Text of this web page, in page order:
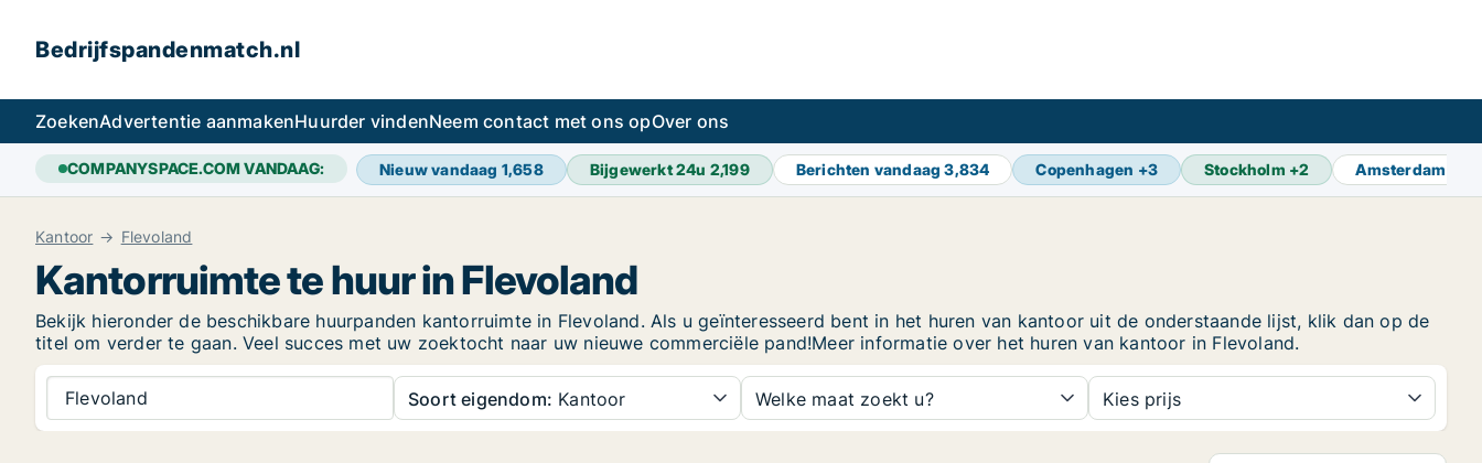
Bedrijfspandenmatch.nl
ZoekenAdvertentie aanmakenHuurder vindenNeem contact met ons opOver ons
COMPANYSPACE.COM VANDAAG: Nieuw vandaag 1,658 Bijgewerkt 24u 2,199 Berichten vandaag3,834 Copenhagen +3 Stockholm +2 Amsterdam
Kantoor Flevoland
Kantorruimte te huur in Flevoland
Bekijk hieronder de beschikbare huurpanden kantorruimte in Flevoland. Als u geïnteresseerd bent in het huren van kantoor uit de onderstaande lijst, klik dan op de
titel om verder te gaan. Veel succes met uw zoektocht naar uw nieuwe commerciële pand!Meer informatie over het huren van kantoor in Flevoland.
Flevoland Soort eigendom: Kantoor Welke maat zoekt u? Kies prijs